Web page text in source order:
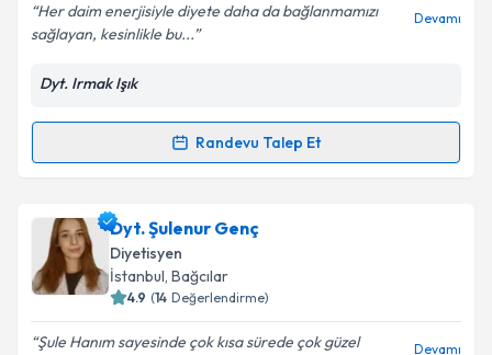
Kişisel verilerimin işlenmesine ilişkin
kapsamda işlenmesini kabul ediyorum.
Her daim enerjisiyle diyete daha da bağlanmamızı
sağlayan, kesinlikle bu...
Devamı
Dyt. Irmak Işık
Randevu Talep Et
Randevu Takvimi Talebi
Dyt. Irmak Işıkiçin randevu takvimi talebi oluşturun.
Size bu uzmandan randevu almanız için bir takvim
hazırlandığında e-posta ile bilgilendireceğiz.
Dyt. Şulenur Genç
Diyetisyen
İstanbul, Bağcılar
4.9 (14 Değerlendirme)
Şule Hanım sayesinde çok kısa sürede çok güzel Devamı